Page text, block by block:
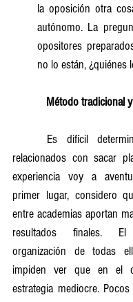
la oposición otra
autónomo. La
opositores
no lo están, ¿quiénes
Método tradicional
relacionados con sacar
experiencia voy a
primer lugar, considero
entre academias aportan
resultados finales.
organización de todas
impiden ver que en el
estrategia mediocre.